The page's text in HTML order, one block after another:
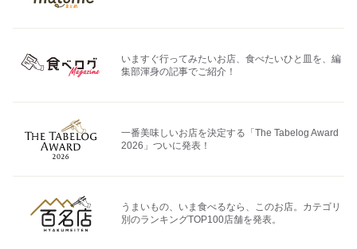
いますぐ行ってみたいお店、食べたいひと皿を、編
集部渾身の記事でご紹介！
一番美味しいお店を決定する「The Tabelog Award
2026」ついに発表！
うまいもの、いま食べるなら、このお店。カテゴリ
別のランキングTOP100店舗を発表。